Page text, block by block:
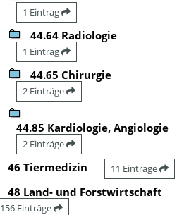
1 Eintrag
44.64 Radiologie
1 Eintrag
44.65 Chirurgie
2 Einträge
44.85 Kardiologie, Angiologie
2 Einträge
46 Tiermedizin 11 Einträge
48 Land- und Forstwirtschaft
156 Einträge